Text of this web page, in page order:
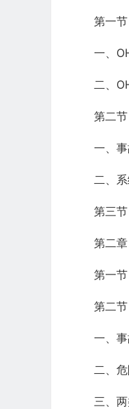
第一
一、
二、
第二
一、
二、
第三
第二
第一
第二
一、
二、
三、